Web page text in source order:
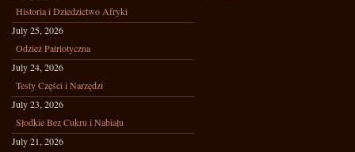
Historia i Dziedzictwo Afryki
July 25, 2026
Odzież Patriotyczna
July 24, 2026
Testy Części i Narzędzi
July 23, 2026
Słodkie Bez Cukru i Nabiału
July 21, 2026